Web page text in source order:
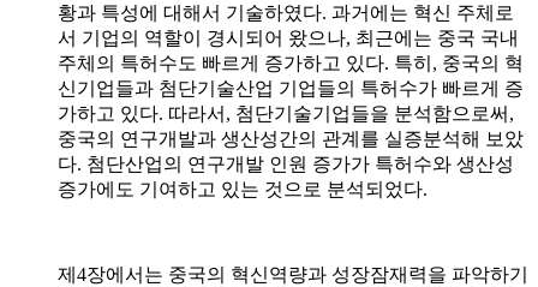
황과 특성에 대해서 기술하였다. 과거에는 혁신 주체로
서 기업의 역할이 경시되어 왔으나, 최근에는 중국 국내
주체의 특허수도 빠르게 증가하고 있다. 특히, 중국의 혁
신기업들과 첨단기술산업 기업들의 특허수가 빠르게 증
가하고 있다. 따라서, 첨단기술기업들을 분석함으로써,
중국의 연구개발과 생산성간의 관계를 실증분석해 보았
다. 첨단산업의 연구개발 인원 증가가 특허수와 생산성
증가에도 기여하고 있는 것으로 분석되었다.
제4장에서는 중국의 혁신역량과 성장잠재력을 파악하기